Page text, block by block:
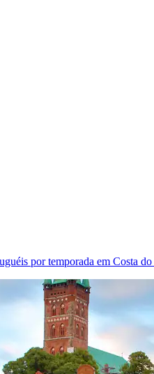
por temporada em Costa